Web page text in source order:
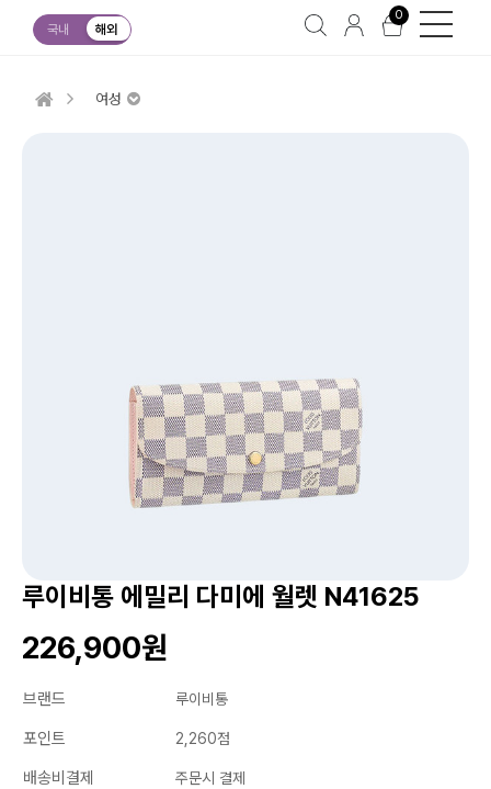
국내 해외
0
여성
루이비통 에밀리 다미에 월렛 N41625
226,900원
브랜드 루이비통
포인트 2,260점
배송비결제 주문시 결제